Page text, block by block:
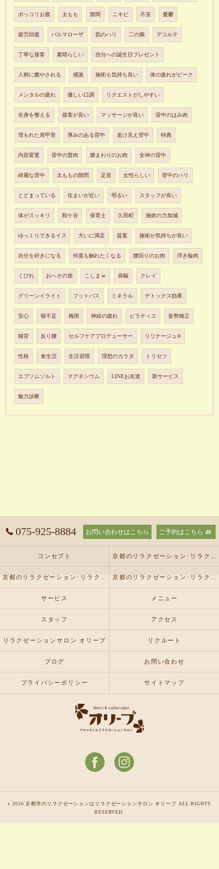
ポッコリお腹 太もも 隙間 ニキビ 不安 憂鬱
疲労回復 パルマローザ 肌のハリ 二の腕 デコルテ
丁寧な接客 素晴らしい 自分への誕生日プレゼント
人柄に癒やされる 感激 施術も気持ち良い 体の疲れがピーク
メンタルの疲れ 優しい口調 リクエストがしやすい
全身を整える 接客が良い マッサージが良い 背中のはみ肉
埋もれた肩甲骨 厚みのある背中 老け見え背中 特典
内容変更 背中の贅肉 腰まわりのお肉 女神の背中
綺麗な背中 太ももの隙間 足首 女性らしい 背中のハリ
とどまっている 住まいが近い 明るい スタッフが良い
体がスッキリ 鞍ケ谷 保育士 久田町 施術の力加減
ゆっくりできるイス 大いに満足 提案 施術が気持ちが良い
自分を好きになる 何度も触れたくなる 腰回りのお肉 浮き輪肉
くびれ おへその形 こしまｗ 肩幅 クレイ
グリーンイライト フットバス ミネラル デトックス効果
安心 寝不足 梅雨 神経の疲れ ピラティス 姿勢矯正
猫背 反り腰 セルフケアプロデューサー リリナージュ®︎
性格 食生活 生活習慣 理想のカラダ トリセツ
エプソムソルト マグネシウム LINEお友達 新サービス
魅力診断
075-925-8884 お問い合わせはこちら ご予約はこちら
コンセプト 京都のリラクゼーション･リラクゼーションサロン オリーブの口コミ情報
京都のリラクゼーション･リラクゼーションサロン オリーブの評判 京都のリラクゼーション･リラクゼーションサロン オリーブのお客様の声
サービス メニュー
スタッフ アクセス
リラクゼーションサロン オリーブ リクルート
ブログ お問い合わせ
プライバシーポリシー サイトマップ
c 2026 京都市のリラクゼーションはリラクゼーションサロン オリーブ ALL RIGHTS
RESERVED.